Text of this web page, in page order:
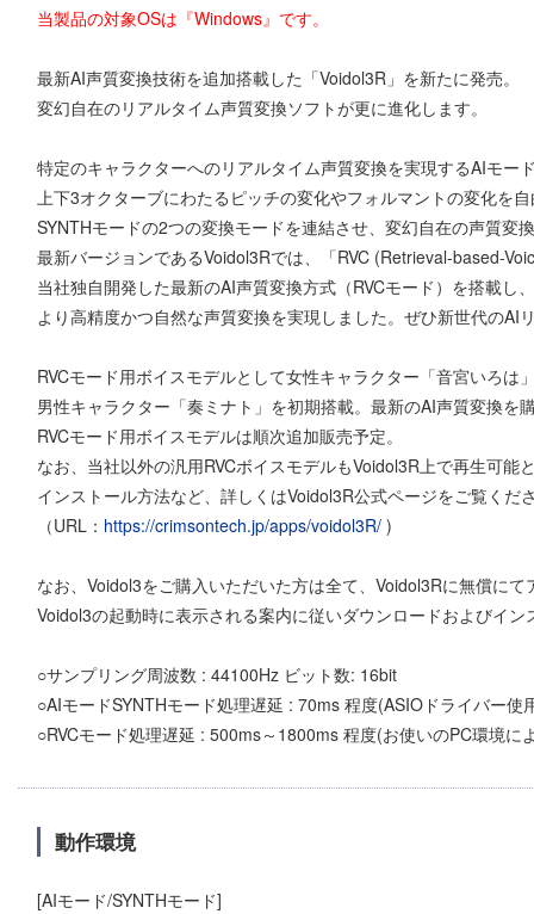
当製品の対象OSは『Windows』です。
最新AI声質変換技術を追加搭載した「Voidol3R」を新たに発売。
変幻自在のリアルタイム声質変換ソフトが更に進化します。
特定のキャラクターへのリアルタイム声質変換を実現するAIモー
上下3オクターブにわたるピッチの変化やフォルマントの変化を
SYNTHモードの2つの変換モードを連結させ、変幻自在の声質変
最新バージョンであるVoidol3Rでは、「RVC (Retrieval-based-
当社独自開発した最新のAI声質変換方式（RVCモード）を搭載し、
より高精度かつ自然な声質変換を実現しました。ぜひ新世代のAI
RVCモード用ボイスモデルとして女性キャラクター「音宮いろは
男性キャラクター「奏ミナト」を初期搭載。最新のAI声質変換を
RVCモード用ボイスモデルは順次追加販売予定。
なお、当社以外の汎用RVCボイスモデルもVoidol3R上で再生可能
インストール方法など、詳しくはVoidol3R公式ページをご覧くだ
（URL： https://crimsontech.jp/apps/voidol3R/ )
なお、Voidol3をご購入いただいた方は全て、Voidol3Rに無償に
Voidol3の起動時に表示される案内に従いダウンロードおよびイ
○サンプリング周波数 : 44100Hz ビット数: 16bit
○AIモードSYNTHモード処理遅延 : 70ms 程度(ASIOドライバー使
○RVCモード処理遅延 : 500ms～1800ms 程度(お使いのPC環境に
動作環境
[AIモード/SYNTHモード]